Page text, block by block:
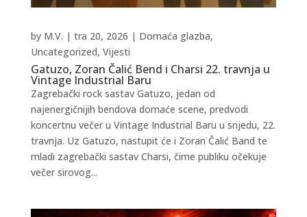
Gatuzo, Zoran Čalić Bend i Charsi 22. travnja u
Vintage Industrial Baru
by M.V. | tra 20, 2026 | Domaća glazba,
Uncategorized, Vijesti
Zagrebački rock sastav Gatuzo, jedan od
najenergičnijih bendova domaće scene, predvodi
koncertnu večer u Vintage Industrial Baru u srijedu, 22.
travnja. Uz Gatuzo, nastupit će i Zoran Čalić Band te
mladi zagrebački sastav Charsi, čime publiku očekuje
večer sirovog...